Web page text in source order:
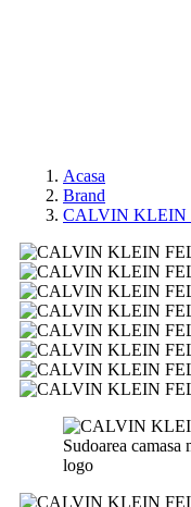
Acasa
Brand
CALVIN KLEIN
Sudoarea
logo